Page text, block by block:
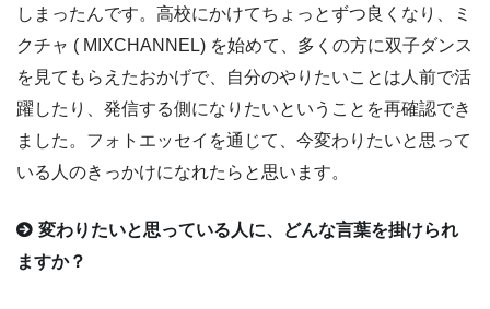
しまったんです。高校にかけてちょっとずつ良くなり、ミ
クチャ ( MIXCHANNEL) を始めて、多くの方に双子ダンス
を見てもらえたおかげで、自分のやりたいことは人前で活
躍したり、発信する側になりたいということを再確認でき
ました。フォトエッセイを通じて、今変わりたいと思って
いる人のきっかけになれたらと思います。
変わりたいと思っている人に、どんな言葉を掛けられ
ますか？